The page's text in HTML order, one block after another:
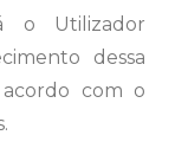
o Utilizador
dessa
com o